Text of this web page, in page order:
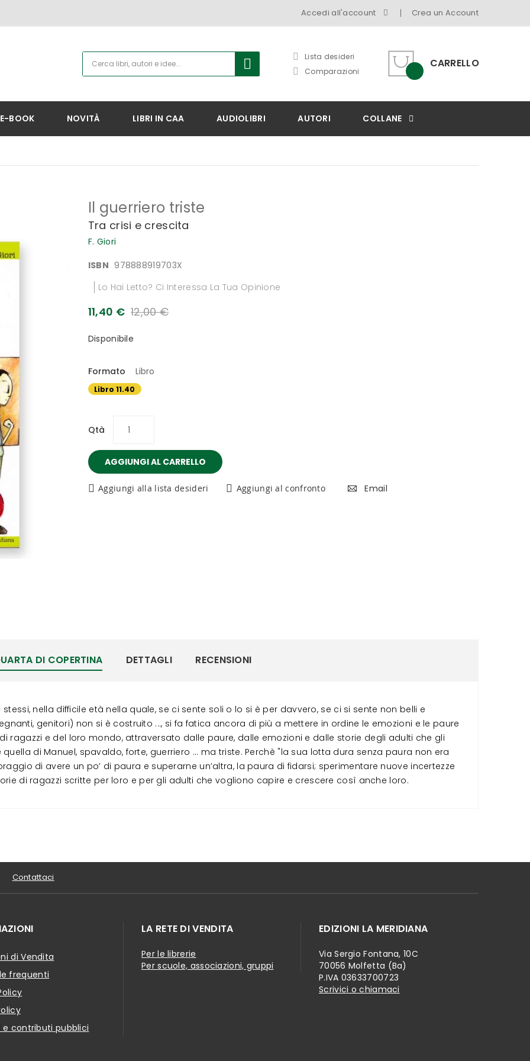
Accedi all'account Crea un Account
CARRELLO
Lista desideri
Comparazioni
E-BOOK NOVITÀ LIBRI IN CAA AUDIOLIBRI AUTORI COLLANE
Il guerriero triste
Tra crisi e crescita
F. Giori
ISBN 978888919703X
Lo Hai Letto? Ci Interessa La Tua Opinione
11,40 € 12,00 €
Disponibile
Formato Libro
Libro 11.40
Qtà
AGGIUNGI AL CARRELLO
Aggiungi alla lista desideri Aggiungi al confronto Email
DI COPERTINA
nella difficile età nella quale, se ci sente soli o lo si è per davvero, se ci si sente non belli e
genitori) non si è costruito ..., si fa fatica ancora di più a mettere in ordine le emozioni e le paure
ragazzi e del loro mondo, attraversato dalle paure, dalle emozioni e dalle storie degli adulti che gli
di Manuel, spavaldo, forte, guerriero ... ma triste. Perchè "la sua lotta dura senza paura non era
di avere un po’ di paura e superarne un’altra, la paura di fidarsi; sperimentare nuove incertezze
di ragazzi scritte per loro e per gli adulti che vogliono capire e crescere così anche loro.
DETTAGLI RECENSIONI
Contattaci
di Vendita
frequenti
e contributi pubblici
LA RETE DI VENDITA
Per le librerie
Per scuole, associazioni, gruppi
EDIZIONI LA MERIDIANA
Via Sergio Fontana, 10C
70056 Molfetta (Ba)
P.IVA 03633700723
Scrivici o chiamaci